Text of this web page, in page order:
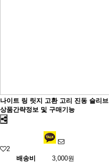
나이트 링 릿지 고환 고리 진동 슬리브
상품간략정보 및 구매기능
2
배송비
3,000원